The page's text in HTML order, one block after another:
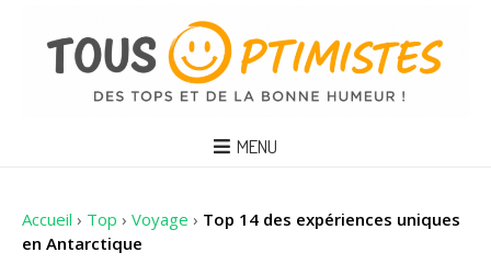
MENU
Accueil › Top › Voyage › Top 14 des expériences uniques
en Antarctique